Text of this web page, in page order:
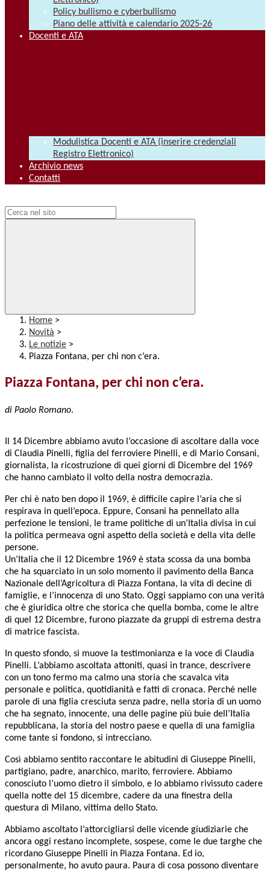
Policy bullismo e cyberbullismo
Piano delle attività e calendario 2025-26
Docenti e ATA
Modulistica Docenti e ATA (inserire credenziali
Registro Elettronico)
Archivio news
Contatti
Home >
Novità >
Le notizie >
Piazza Fontana, per chi non c’era.
Piazza Fontana, per chi non c’era.
di Paolo Romano.
Il 14 Dicembre abbiamo avuto l’occasione di ascoltare dalla voce
di Claudia Pinelli, figlia del ferroviere Pinelli, e di Mario Consani,
giornalista, la ricostruzione di quei giorni di Dicembre del 1969
che hanno cambiato il volto della nostra democrazia.
Per chi è nato ben dopo il 1969, è difficile capire l’aria che si
respirava in quell’epoca. Eppure, Consani ha pennellato alla
perfezione le tensioni, le trame politiche di un’Italia divisa in cui
la politica permeava ogni aspetto della società e della vita delle
persone.
Un’Italia che il 12 Dicembre 1969 è stata scossa da una bomba
che ha squarciato in un solo momento il pavimento della Banca
Nazionale dell’Agricoltura di Piazza Fontana, la vita di decine di
famiglie, e l’innocenza di uno Stato. Oggi sappiamo con una verità
che è giuridica oltre che storica che quella bomba, come le altre
di quel 12 Dicembre, furono piazzate da gruppi di estrema destra
di matrice fascista.
In questo sfondo, si muove la testimonianza e la voce di Claudia
Pinelli. L’abbiamo ascoltata attoniti, quasi in trance, descrivere
con un tono fermo ma calmo una storia che scavalca vita
personale e politica, quotidianità e fatti di cronaca. Perché nelle
parole di una figlia cresciuta senza padre, nella storia di un uomo
che ha segnato, innocente, una delle pagine più buie dell’Italia
repubblicana, la storia del nostro paese e quella di una famiglia
come tante si fondono, si intrecciano.
Così abbiamo sentito raccontare le abitudini di Giuseppe Pinelli,
partigiano, padre, anarchico, marito, ferroviere. Abbiamo
conosciuto l’uomo dietro il simbolo, e lo abbiamo rivissuto cadere
quella notte del 15 dicembre, cadere da una finestra della
questura di Milano, vittima dello Stato.
Abbiamo ascoltato l’attorcigliarsi delle vicende giudiziarie che
ancora oggi restano incomplete, sospese, come le due targhe che
ricordano Giuseppe Pinelli in Piazza Fontana. Ed io,
personalmente, ho avuto paura. Paura di cosa possono diventare